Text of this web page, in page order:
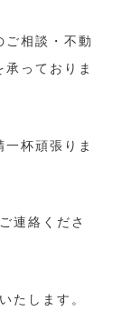
ご相談・不動
っておりま
杯頑張りま
連絡くださ
たします。